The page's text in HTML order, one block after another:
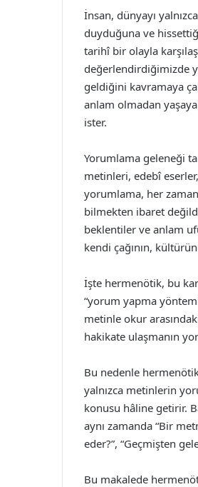
İnsan, dünyayı
duyduğuna ve
tarihî bir olayla
değerlendirdiğimizde
geldiğini kavramaya
anlam olmadan
ister.
Yorumlama geleneği
metinleri, edebî
yorumlama, her
bilmekten ibaret
beklentiler ve anlam
kendi çağının,
İşte hermenötik, bu
“yorum yapma
metinle okur
hakikate ulaşmanın
Bu nedenle
yalnızca metinlerin
konusu hâline getirir.
aynı zamanda “Bir
eder?”, “Geçmişten
Bu makalede